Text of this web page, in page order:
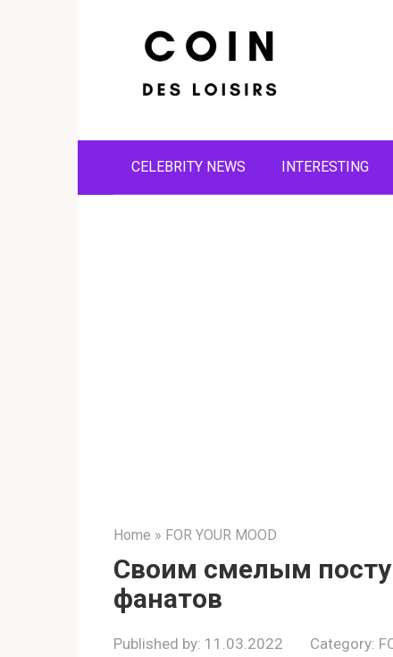
CELEBRITY NEWS INTERESTING
Home » FOR YOUR MOOD
Своим смелым
фанатов
Published by: 11.03.2022 Category: